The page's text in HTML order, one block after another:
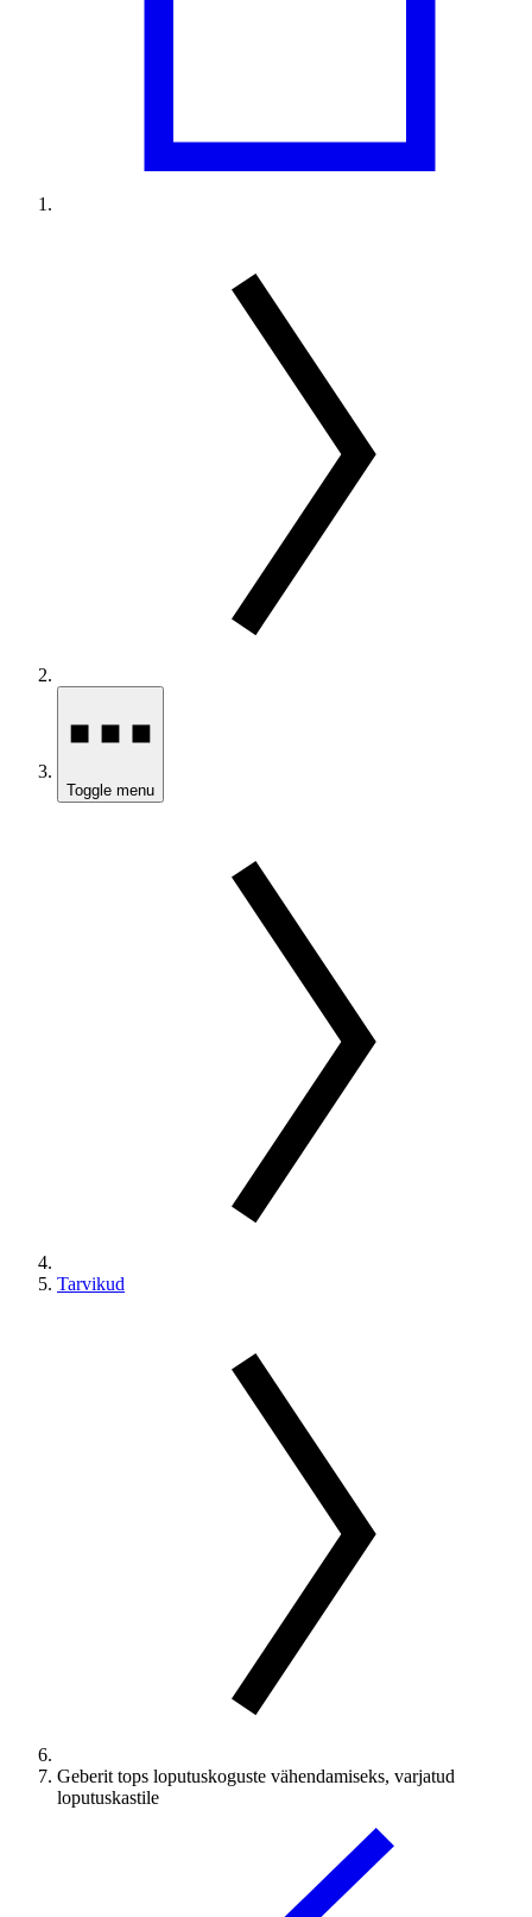
Toggle menu
Tarvikud
Geberit tops loputuskoguste vähendamiseks, varjatud
loputuskastile